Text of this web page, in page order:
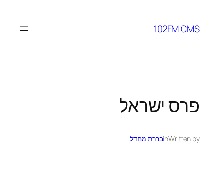
102FM CMS
פרס ישראל
Written by
inבררת מחדל